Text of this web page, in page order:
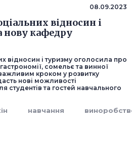
08.09.2023
відносин і
нову кафедру
відносин і туризму оголосила про
сомельє та винної
кроком у розвитку
нові можливості
студентів та гостей навчального
навчання